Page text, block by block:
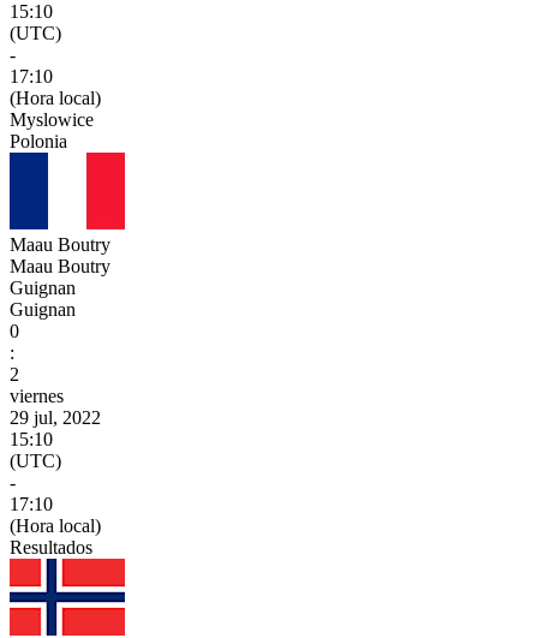
15:10
(UTC)
-
17:10
(Hora local)
Myslowice
Polonia
Maau Boutry
Maau Boutry
Guignan
Guignan
0
:
2
viernes
29 jul, 2022
15:10
(UTC)
-
17:10
(Hora local)
Resultados